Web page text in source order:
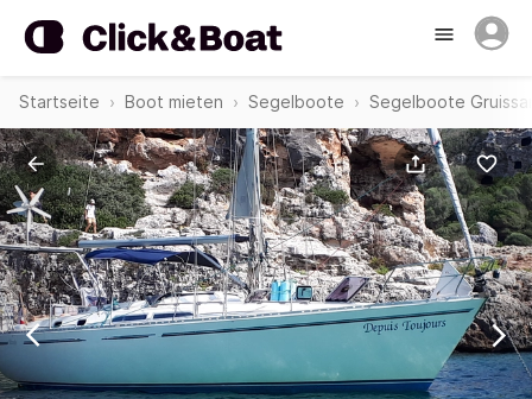
Startseite Boot mieten Segelboote Segelboote